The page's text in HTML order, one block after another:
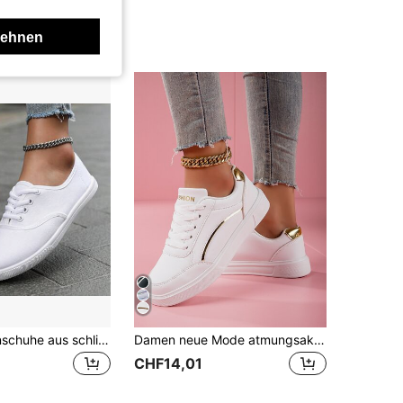
Flache Damenschuhe aus schlichtem Canvas, atmungsaktive Anti-Rutsch-Schnürschuhe mit runder Spitze, klassische flache Damenschuhe aus Canvas, einfarbige, niedrige Freizeitschuhe mit Schnürung, bequeme Damenschuhe Damen neue Mode atmungsaktive Lässig Schuhe, Plateau-Sohle vielseitig flach bequem weiche Sohle Sneaker, strapazierfähig, modische Laufschuhe, Walkingschuhe
CHF14,01